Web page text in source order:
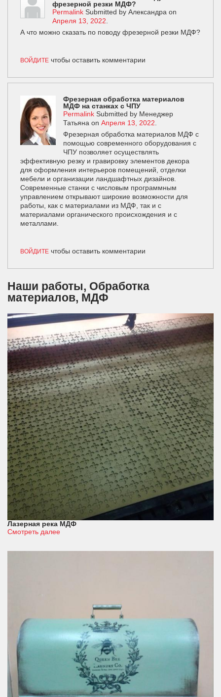
фрезерной резки МДФ?
Permalink Submitted by Александра on
Апреля 13, 2022
А что можно сказать по поводу фрезерной резки МДФ?
ВОЙДИТЕ чтобы оставить комментарии
Фрезерная обработка материалов
МДФ на станках с ЧПУ
Permalink Submitted by Менеджер
Татьяна on Апреля 13, 2022
Фрезерная обработка материалов МДФ с
помощью современного оборудования с
ЧПУ позволяет осуществлять
эффективную резку и гравировку элементов декора
для оформления интерьеров помещений, отделки
мебели и организации ландшафтных дизайнов.
Современные станки с числовым программным
управлением открывают широкие возможности для
работы, как с материалами из МДФ, так и с
материалами органического происхождения и с
металлами.
ВОЙДИТЕ чтобы оставить комментарии
Наши работы, Обработка
материалов, МДФ
Лазерная река МДФ
Смотреть далее